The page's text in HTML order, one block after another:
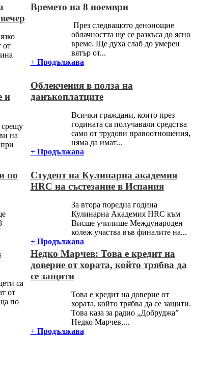
от
Времето на 8 ноември
През следващото денонощие
облачността ще се разкъса до ясно
време. Ще духа слаб до умерен
вятър от...
+ Продължава
и
срещу
на
Облекчения в полза на
данъкоплатците
Всички граждани, които през
годината са получавали средства
само от трудови правоотношения,
няма да имат...
+ Продължава
по
Студент на Кулинарна академия
HRC на състезание в Испания
За втора поредна година
Кулинарна Академия HRC към
Висше училище Международен
колеж участва във финалите на...
+ Продължава
са
от
по
Недко Марчев: Това е кредит на
доверие от хората, който трябва да
се защити
Това е кредит на доверие от
хората, който трябва да се защити.
Това каза за радио „Добруджа”
Недко Марчев,...
+ Продължава